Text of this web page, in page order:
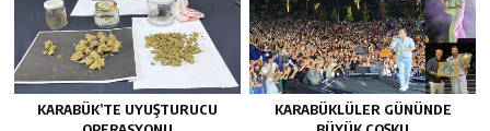
KARABÜK’TE UYUŞTURUCU
KARABÜKLÜLER GÜNÜNDE